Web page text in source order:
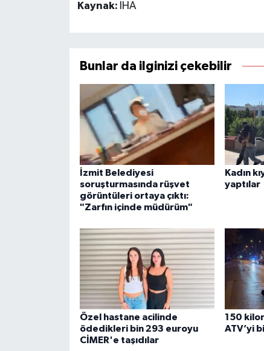
Kaynak: İHA
Bunlar da ilginizi çekebilir
İzmit Belediyesi
soruşturmasında rüşvet
görüntüleri ortaya çıktı:
"Zarfın içinde müdürüm"
Kadın
yaptılar
Özel hastane acilinde
ödedikleri bin 293 euroyu
CİMER'e taşıdılar
150
ATV’yi